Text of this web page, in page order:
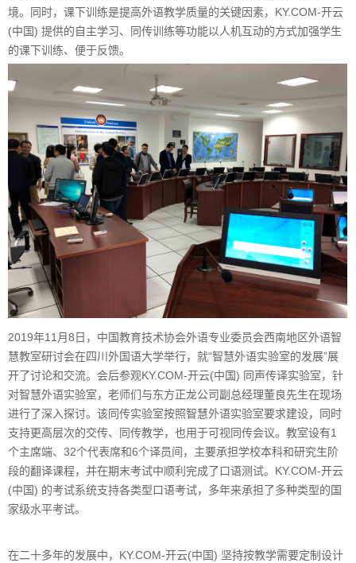
境。同时，课下训练是提高外语教学质量的关键因素，KY.COM-开云
(中国) 提供的自主学习、同传训练等功能以人机互动的方式加强学生
的课下训练、便于反馈。
2019年11月8日，中国教育技术协会外语专业委员会西南地区外语智
慧教室研讨会在四川外国语大学举行，就“智慧外语实验室的发展”展
开了讨论和交流。会后参观KY.COM-开云(中国) 同声传译实验室，针
对智慧外语实验室，老师们与东方正龙公司副总经理董良先生在现场
进行了深入探讨。该同传实验室按照智慧外语实验室要求建设，同时
支持更高层次的交传、同传教学，也用于可视同传会议。教室设有1
个主席端、32个代表席和6个译员间，主要承担学校本科和研究生阶
段的翻译课程，并在期末考试中顺利完成了口语测试。KY.COM-开云
(中国) 的考试系统支持各类型口语考试，多年来承担了多种类型的国
家级水平考试。
在二十多年的发展中，KY.COM-开云(中国) 坚持按教学需要定制设计